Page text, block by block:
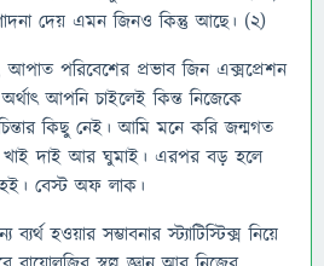
দেয় এমন জিনও কিন্তু আছে। (২)
আপাত পরিবেশের প্রভাব জিন এক্সপ্রেশন
আপনি চাইলেই কিন্ত নিজেকে
কিছু নেই। আমি মনে করি জন্মগত
দাই আর ঘুমাই। এরপর বড় হলে
হই। বেস্ট অফ লাক।
ব্যর্থ হওয়ার সম্ভাবনার স্ট্যাটিস্টিক্স নিয়ে